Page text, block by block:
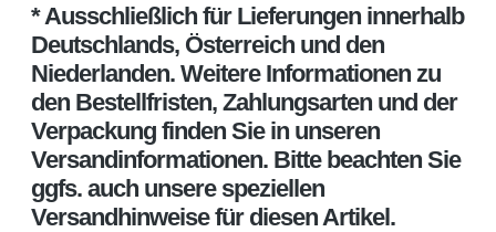
* Ausschließlich für Lieferungen innerhalb
Deutschlands, Österreich und den
Niederlanden. Weitere Informationen zu
den Bestellfristen, Zahlungsarten und der
Verpackung finden Sie in unseren
Versandinformationen. Bitte beachten Sie
ggfs. auch unsere speziellen
Versandhinweise für diesen Artikel.